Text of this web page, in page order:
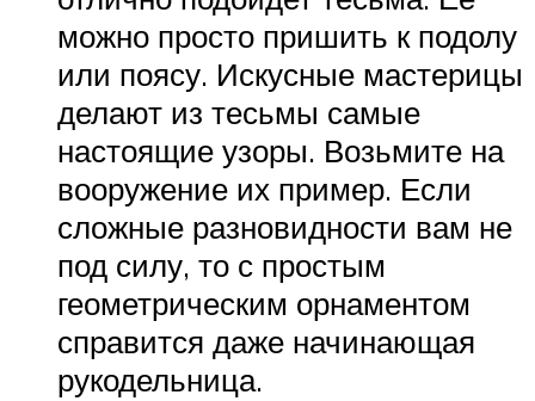
можно просто пришить к подолу
или поясу. Искусные мастерицы
делают из тесьмы самые
настоящие узоры. Возьмите на
вооружение их пример. Если
сложные разновидности вам не
под силу, то с простым
геометрическим орнаментом
справится даже начинающая
рукодельница.